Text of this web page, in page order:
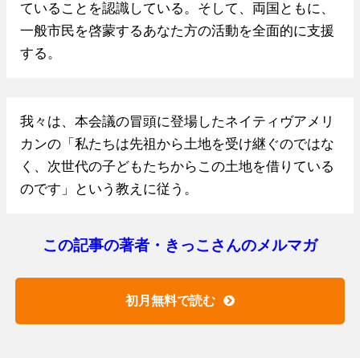
ていることを認識している。そして、両国ともに、
一般市民を啓蒙するあなた方の活動を全面的に支援
する。
我々は、本会議の冒頭に登場したネイティヴアメリ
カンの「私たちは先祖から土地を受け継ぐのではな
く、次世代の子どもたちからこの土地を借りている
のです」という教えに従う。
この記事の著者・きっこさんのメルマガ
初月無料で読む